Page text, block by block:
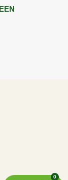
0